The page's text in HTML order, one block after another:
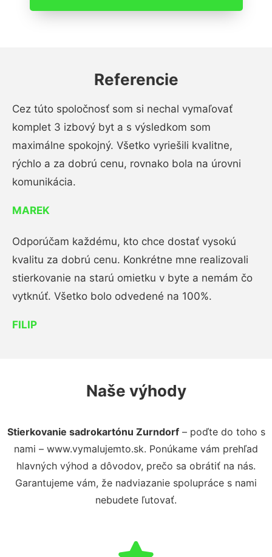
Referencie
Cez túto spoločnosť som si nechal vymaľovať
komplet 3 izbový byt a s výsledkom som
maximálne spokojný. Všetko vyriešili kvalitne,
rýchlo a za dobrú cenu, rovnako bola na úrovni
komunikácia.
MAREK
Odporúčam každému, kto chce dostať vysokú
kvalitu za dobrú cenu. Konkrétne mne realizovali
stierkovanie na starú omietku v byte a nemám čo
vytknúť. Všetko bolo odvedené na 100%.
FILIP
Naše výhody
Stierkovanie sadrokartónu Zurndorf– poďte do toho s
nami – www.vymalujemto.sk. Ponúkame vám prehľad
hlavných výhod a dôvodov, prečo sa obrátiť na nás.
Garantujeme vám, že nadviazanie spolupráce s nami
nebudete ľutovať.